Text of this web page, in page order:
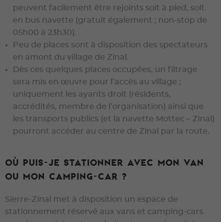
peuvent facilement être rejoints soit à pied, soit
en bus navette (gratuit également ; non-stop de
05h00 à 23h30).
Peu de places sont à disposition des spectateurs
en amont du village de Zinal.
Dès ces quelques places occupées, un filtrage
sera mis en œuvre pour l’accès au village ;
uniquement les ayants droit (résidents,
accrédités, membre de l’organisation) ainsi que
les transports publics (et la navette Mottec – Zinal)
pourront accéder au centre de Zinal par la route.
Où puis-je stationner avec mon van
ou mon camping-car ?
Sierre-Zinal met à disposition un espace de
stationnement réservé aux vans et camping-cars